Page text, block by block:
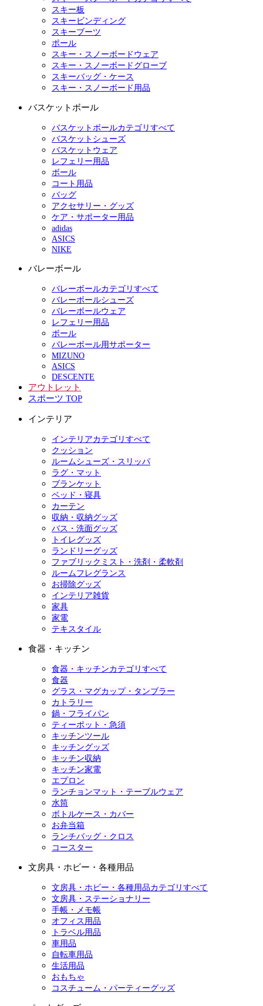
スキー板
スキービンディング
スキーブーツ
ポール
スキー・スノーボードウェア
スキー・スノーボードグローブ
スキーバッグ・ケース
スキー・スノーボード用品
バスケットボール
バスケットボールカテゴリすべて
バスケットシューズ
バスケットウェア
レフェリー用品
ボール
コート用品
バッグ
アクセサリー・グッズ
ケア・サポーター用品
adidas
ASICS
NIKE
バレーボール
バレーボールカテゴリすべて
バレーボールシューズ
バレーボールウェア
レフェリー用品
ボール
バレーボール用サポーター
MIZUNO
ASICS
DESCENTE
アウトレット
スポーツ TOP
インテリア
インテリアカテゴリすべて
クッション
ルームシューズ・スリッパ
ラグ・マット
ブランケット
ベッド・寝具
カーテン
収納・収納グッズ
バス・洗面グッズ
トイレグッズ
ランドリーグッズ
ファブリックミスト・洗剤・柔軟剤
ルームフレグランス
お掃除グッズ
インテリア雑貨
家具
家電
テキスタイル
食器・キッチン
食器・キッチンカテゴリすべて
食器
グラス・マグカップ・タンブラー
カトラリー
鍋・フライパン
ティーポット・急須
キッチンツール
キッチングッズ
キッチン収納
キッチン家電
エプロン
ランチョンマット・テーブルウェア
水筒
ボトルケース・カバー
お弁当箱
ランチバッグ・クロス
コースター
文房具・ホビー・各種用品
文房具・ホビー・各種用品カテゴリすべて
文房具・ステーショナリー
手帳・メモ帳
オフィス用品
トラベル用品
車用品
自転車用品
生活用品
おもちゃ
コスチューム・パーティーグッズ